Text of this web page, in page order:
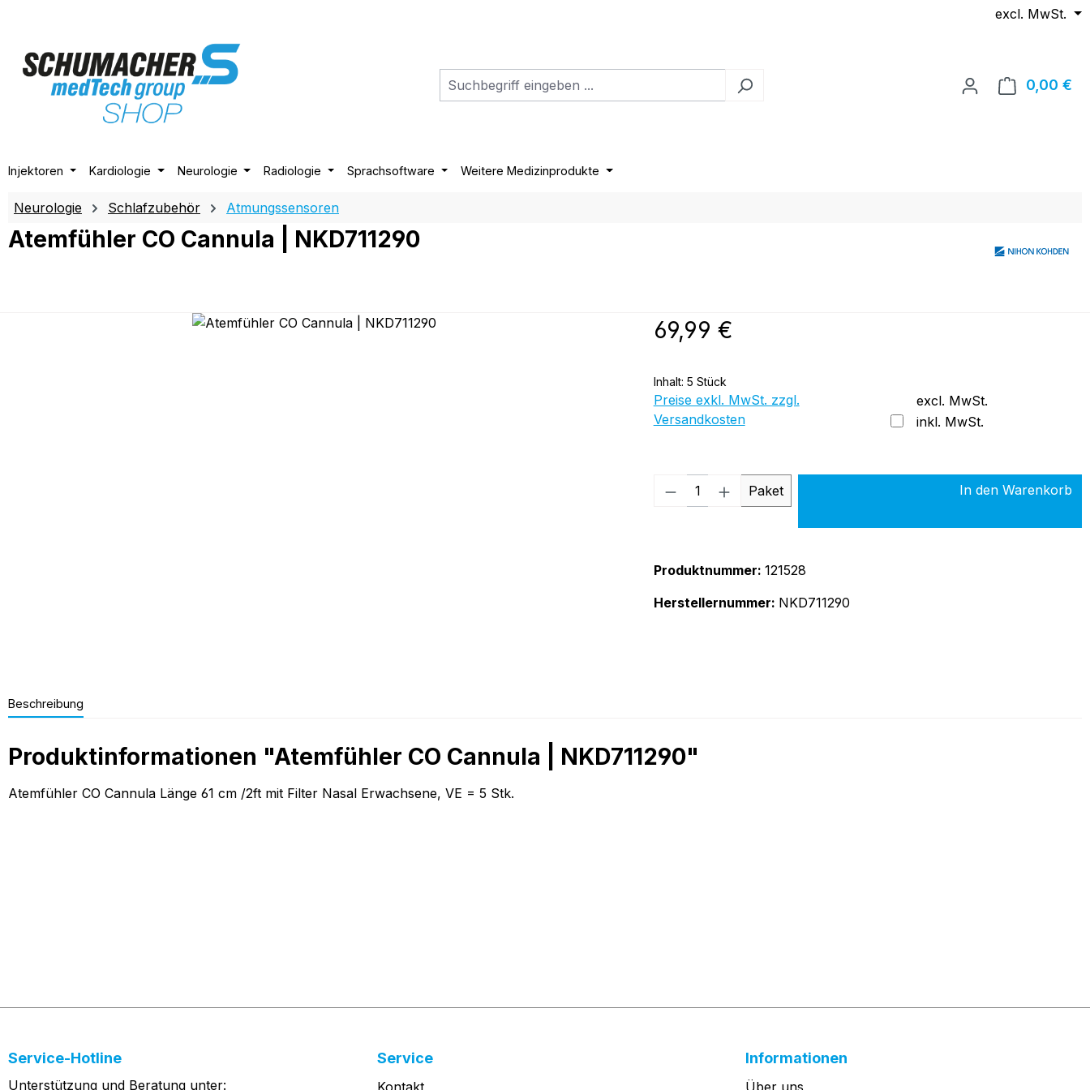
excl. MwSt.
0,00 €
Injektoren Kardiologie Neurologie Radiologie Sprachsoftware Weitere Medizinprodukte
Neurologie Schlafzubehör Atmungssensoren
Atemfühler CO Cannula | NKD711290
Regulärer Preis:
69,99 €
Inhalt: 5 Stück
Preise exkl. MwSt. zzgl.
Versandkosten
excl. MwSt.
inkl. MwSt.
Produkt Anzahl: Gib den gewünschten Wert
Paket In den Warenkorb
Produktnummer: 121528
Herstellernummer: NKD711290
Beschreibung
Produktinformationen "Atemfühler CO Cannula | NKD711290"
Atemfühler CO Cannula Länge 61 cm /2ft mit Filter Nasal Erwachsene, VE = 5 Stk.
Service-Hotline
Unterstützung und Beratung unter:
Service Informationen